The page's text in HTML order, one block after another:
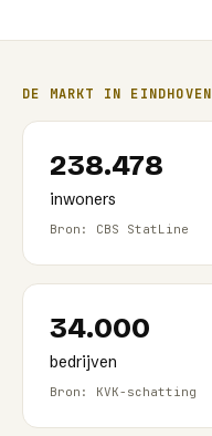
DE MARKT IN EINDHOVEN
238.478
inwoners
Bron: CBS StatLine
34.000
bedrijven
Bron: KVK-schatting